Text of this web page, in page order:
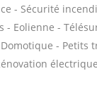
- Sécurité
- Eolienne -
- Petits